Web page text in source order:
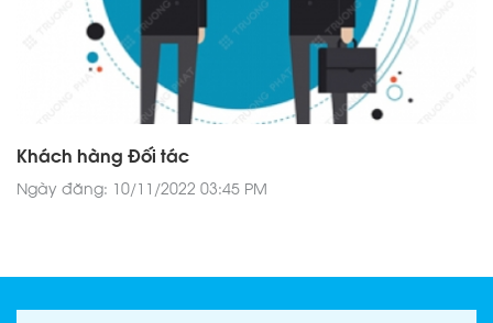
Khách hàng Đối tác
Ngày đăng: 10/11/2022 03:45 PM